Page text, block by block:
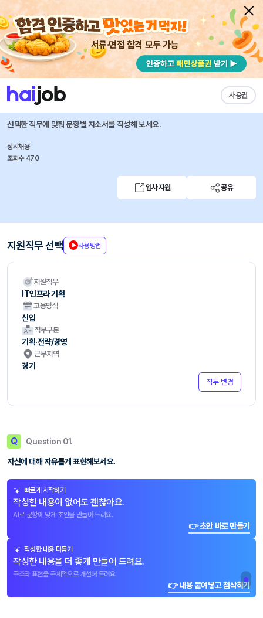
서류·면접 합격 모두 가능
사용권
채용공고 자소서 자유항목 자소서 내 작성목록
NHN CLOUD 즐겨찾기
IT인프라 기획
선택한 직무에 맞춰 문항별 자소서를 작성해 보세요.
상시채용
조회수 470
입사지원 공유
지원직무 선택 사용방법
지원직무
IT인프라 기획
고용방식
신입
직무구분
기획·전략/경영
근무지역
경기
직무 변경
Q Question 01.
자신에 대해 자유롭게 표현해보세요.
빠르게 시작하기
작성한 내용이 없어도 괜찮아요.
AI로 문항에 맞게 초안을 만들어 드려요.
👉 초안 바로 만들기
작성한 내용 다듬기
작성한 내용을 더 좋게 만들어 드려요.
구조와 표현을 구체적으로 개선해 드려요.
👉 내용 붙여넣고 첨삭하기